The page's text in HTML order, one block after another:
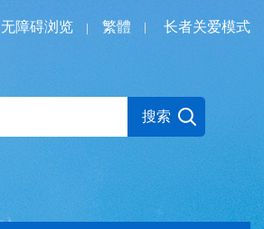
长者关爱模式
无障碍浏览 繁體